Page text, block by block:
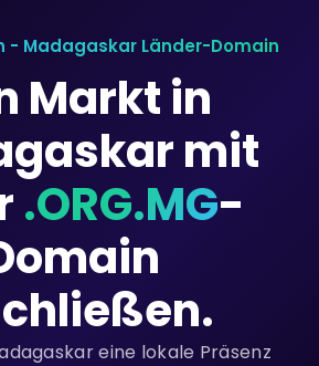
- Madagaskar Länder-Domain
Markt in
mit
.ORG.MG-
eine lokale Präsenz